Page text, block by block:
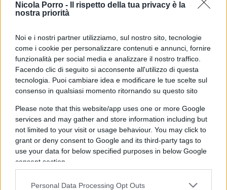
Nicola Porro -
Il rispetto della tua privacy è la
nostra priorità
Noi e i nostri partner utilizziamo, sul nostro sito, tecnologie
come i cookie per personalizzare contenuti e annunci, fornire
funzionalità per social media e analizzare il nostro traffico.
Facendo clic di seguito si acconsente all'utilizzo di questa
tecnologia. Puoi cambiare idea e modificare le tue scelte sul
consenso in qualsiasi momento ritornando su questo sito
Please note that this website/app uses one or more Google
services and may gather and store information including but
not limited to your visit or usage behaviour. You may click to
grant or deny consent to Google and its third-party tags to
use your data for below specified purposes in below Google
consent section.
Personal Data Processing Opt Outs
nell’ambito NATO pur essendoci (ma solo in
programma) la costruzione di nuove navi, a fronte
del più recente impegno della Russia sui meri del
Nord Europa, ma anche per i costi da sostenere
(sembrerebbe che per disposizioni del ministero
della Difesa tedesco gli equipaggi di stanza in
Mediterraneo debbano avere un turn over molto
ristretto, con tre cambi completi all’anno) che si
sommano a quelli analoghi che la Germania
sostiene per una missione anti pirateria nel Corno
d’Africa, che aggrava la posizione di debolezza
della Germania sotto il profilo militare in generale
e sul controllo dei mari in particolare.